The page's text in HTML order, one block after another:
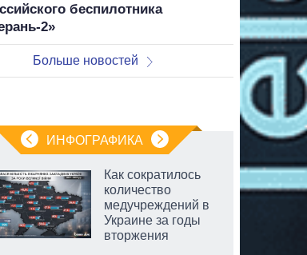
беспилотника
2»
Больше новостей
ИНФОГРАФИКА
Как сократилось
количество
медучреждений в
Украине за годы
вторжения